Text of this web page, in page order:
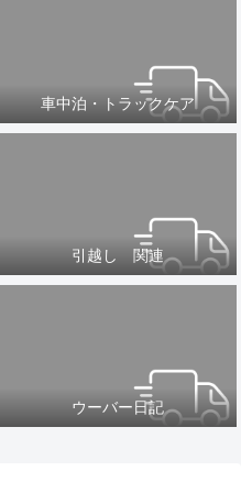
車中泊・トラックケア
引越し 関連
ウーバー日記